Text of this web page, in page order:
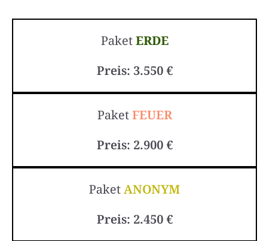
PaketERDE
Preis: 3.550 €
PaketFEUER
Preis: 2.900 €
PaketANONYM
Preis: 2.450 €